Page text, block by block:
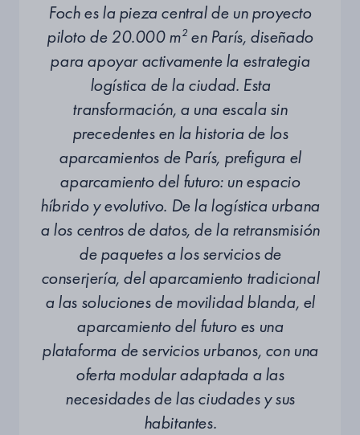
Foch es la pieza central de un proyecto
piloto de 20.000 m² en París, diseñado
para apoyar activamente la estrategia
logística de la ciudad. Esta
transformación, a una escala sin
precedentes en la historia de los
aparcamientos de París, prefigura el
aparcamiento del futuro: un espacio
híbrido y evolutivo. De la logística urbana
a los centros de datos, de la retransmisión
de paquetes a los servicios de
conserjería, del aparcamiento tradicional
a las soluciones de movilidad blanda, el
aparcamiento del futuro es una
plataforma de servicios urbanos, con una
oferta modular adaptada a las
necesidades de las ciudades y sus
habitantes.